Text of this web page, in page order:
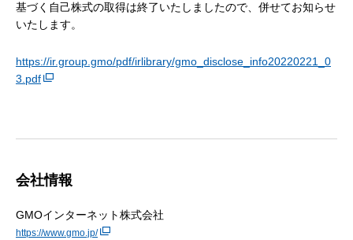
基づく自己株式の取得は終了いたしましたので、併せてお知らせ
いたします。
https://ir.group.gmo/pdf/irlibrary/gmo_disclose_info20220221_0
3.pdf
会社情報
GMOインターネット株式会社
https://www.gmo.jp/